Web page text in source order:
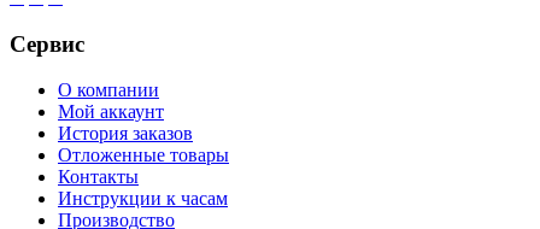
Сервис
О компании
Мой аккаунт
История заказов
Отложенные товары
Контакты
Инструкции к часам
Производство